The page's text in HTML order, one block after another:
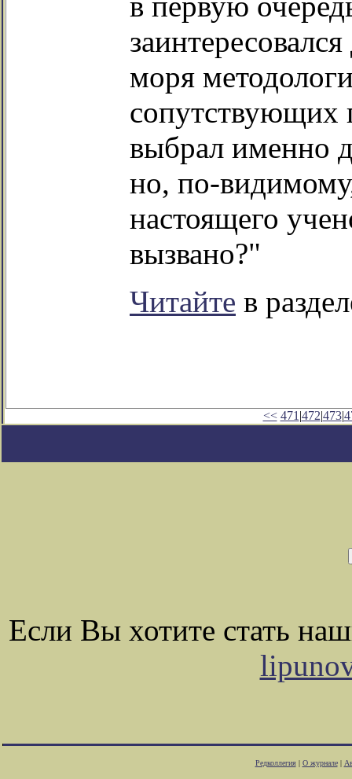
моря
сопутствующих
выбрал именно
но, по-
настоящего
вызвано?"
Читайте в
<< 471 |472|473|
Если Вы хотите стать
Редколлегия| О журнале|